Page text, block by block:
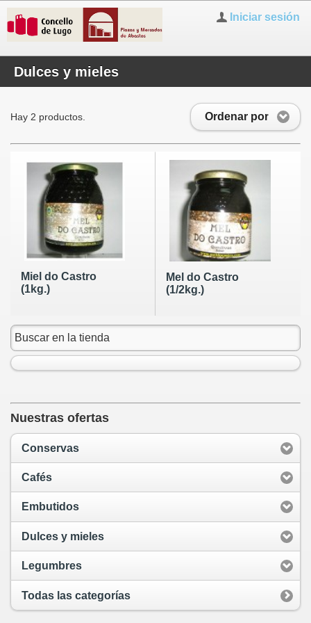
Iniciar sesión
Dulces y mieles
Ordenar por
Hay 2 productos.
Miel do Castro
(1kg.)
Mel do Castro
(1/2kg.)
Nuestras ofertas
Conservas
Cafés
Embutidos
Dulces y mieles
Legumbres
Todas las categorías